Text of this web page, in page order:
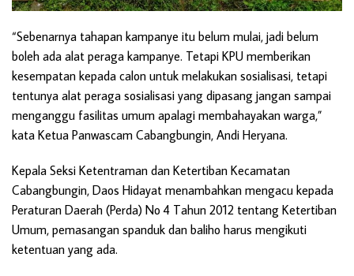
“Sebenarnya tahapan kampanye itu belum mulai, jadi belum
boleh ada alat peraga kampanye. Tetapi KPU memberikan
kesempatan kepada calon untuk melakukan sosialisasi, tetapi
tentunya alat peraga sosialisasi yang dipasang jangan sampai
menganggu fasilitas umum apalagi membahayakan warga,”
kata Ketua Panwascam Cabangbungin, Andi Heryana.
Kepala Seksi Ketentraman dan Ketertiban Kecamatan
Cabangbungin, Daos Hidayat menambahkan mengacu kepada
Peraturan Daerah (Perda) No 4 Tahun 2012 tentang Ketertiban
Umum, pemasangan spanduk dan baliho harus mengikuti
ketentuan yang ada.